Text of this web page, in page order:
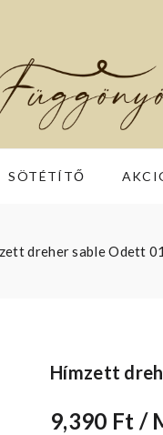
SÖTÉTÍTŐ
dreher sable Odett
Hímzett
9,390 Ft /